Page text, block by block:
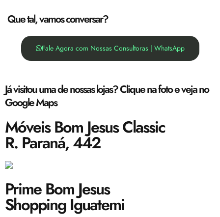
Que tal, vamos conversar?
Fale Agora com Nossas Consultoras | WhatsApp
Já visitou uma de nossas lojas? Clique na foto e veja no
Google Maps
Móveis Bom Jesus Classic
R. Paraná, 442
Prime Bom Jesus
Shopping Iguatemi